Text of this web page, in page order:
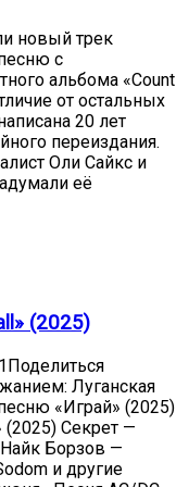
новый трек
с
альбома «Count
от остальных
20 лет
переиздания.
Оли Сайкс и
её
(2025)
Луганская
«Играй» (2025)
(2025) Секрет —
Найк Борзов —
и другие